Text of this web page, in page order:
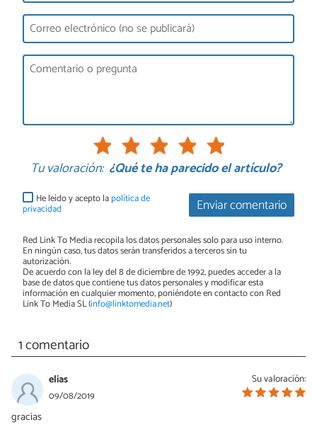
Tu valoración: ¿Qué te ha parecido el artículo?
Enviar comentario
He leído y acepto lapolítica de
privacidad
Red Link To Media recopila los datos personales solo para uso interno.
En ningún caso, tus datos serán transferidos a terceros sin tu
autorización.
De acuerdo con la ley del 8 de diciembre de 1992, puedes acceder a la
base de datos que contiene tus datos personales y modificar esta
información en cualquier momento, poniéndote en contacto con Red
Link To Media SL (info@linktomedia.net)
1 comentario
Su valoración:
elias
09/08/2019
gracias